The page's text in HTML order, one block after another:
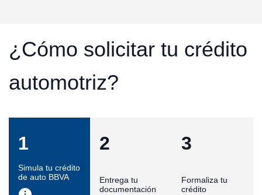
¿Cómo solicitar tu crédito
automotriz?
1
Simula tu crédito
de auto BBVA
2
Entrega tu
documentación
3
Formaliza tu
crédito